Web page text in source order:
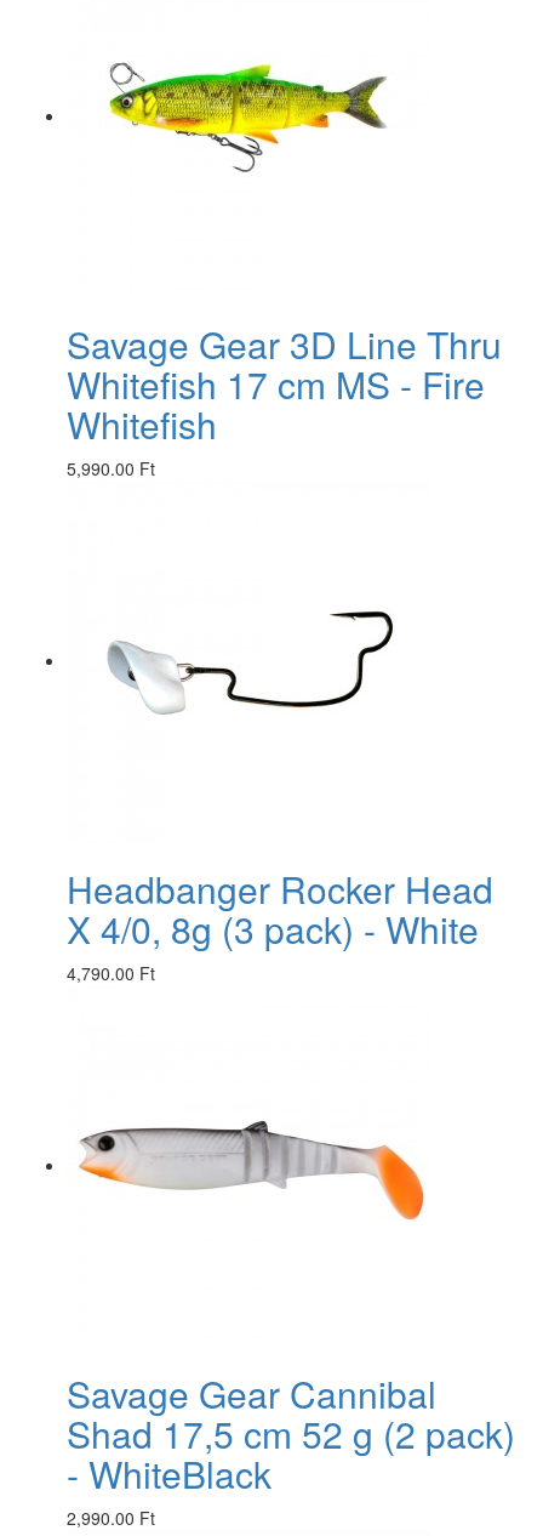
Savage Gear 3D Line Thru
Whitefish 17 cm MS - Fire
Whitefish
5,990.00 Ft
Headbanger Rocker Head
X 4/0, 8g (3 pack) - White
4,790.00 Ft
Savage Gear Cannibal
Shad 17,5 cm 52 g (2 pack)
- WhiteBlack
2,990.00 Ft